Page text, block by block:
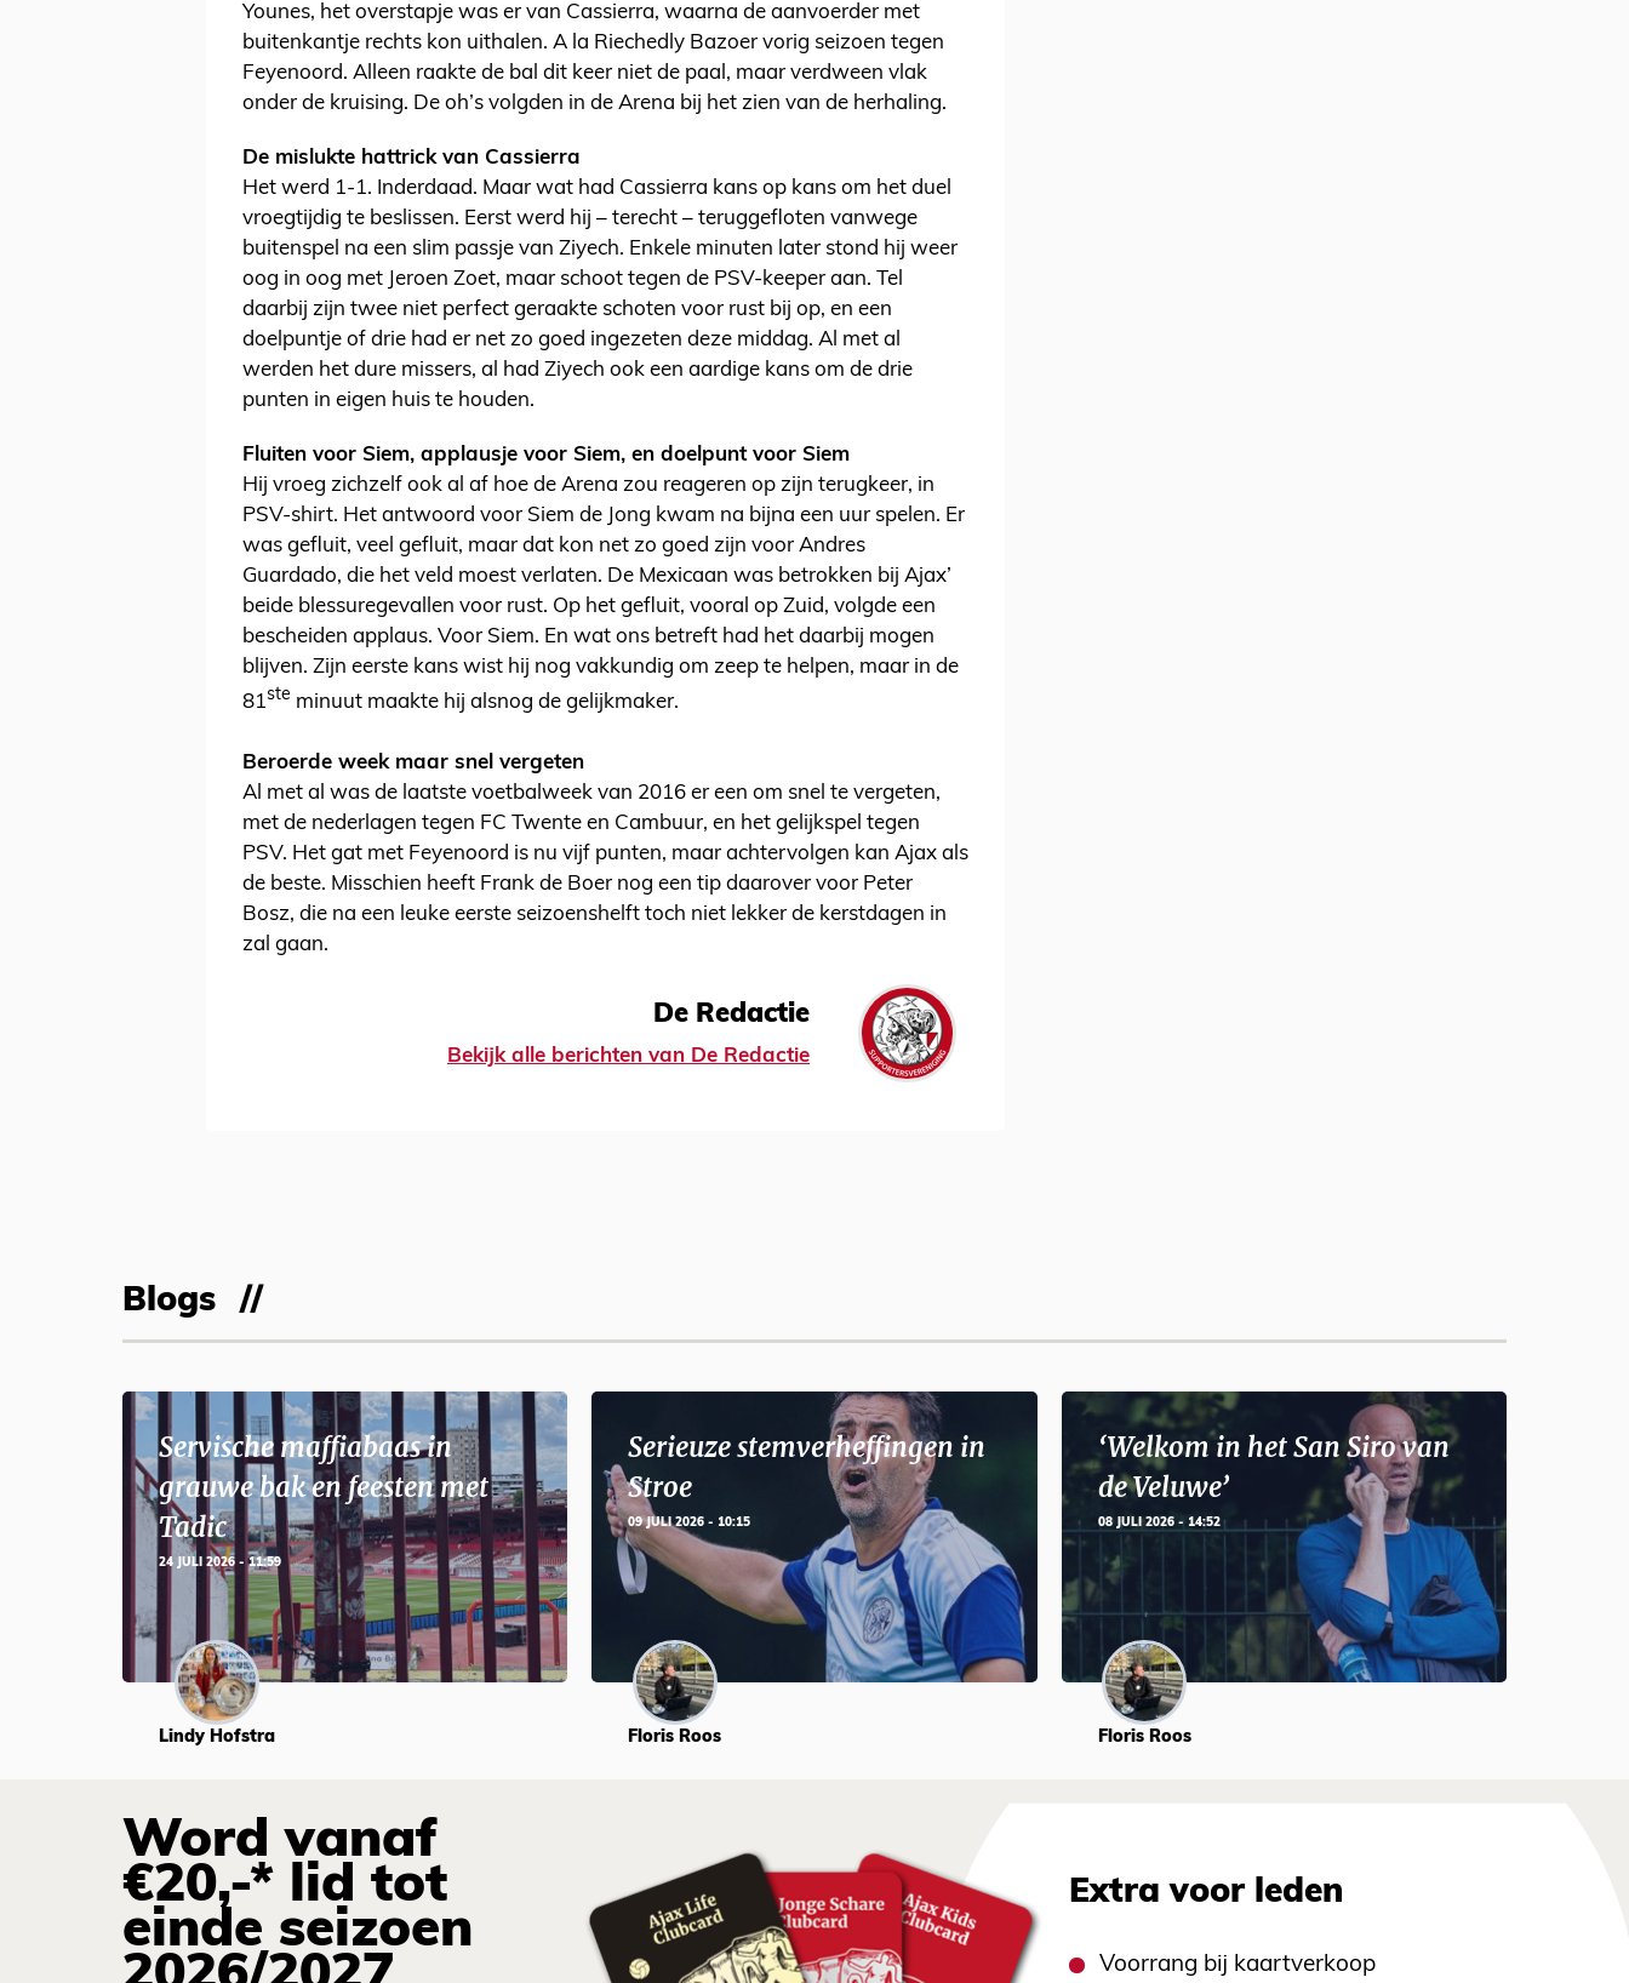
Younes, het overstapje was er van Cassierra, waarna de aanvoerder met
buitenkantje rechts kon uithalen. A la Riechedly Bazoer vorig seizoen tegen
Feyenoord. Alleen raakte de bal dit keer niet de paal, maar verdween vlak
onder de kruising. De oh’s volgden in de Arena bij het zien van de herhaling.
De mislukte hattrick van Cassierra
Het werd 1-1. Inderdaad. Maar wat had Cassierra kans op kans om het duel
vroegtijdig te beslissen. Eerst werd hij – terecht – teruggefloten vanwege
buitenspel na een slim passje van Ziyech. Enkele minuten later stond hij weer
oog in oog met Jeroen Zoet, maar schoot tegen de PSV-keeper aan. Tel
daarbij zijn twee niet perfect geraakte schoten voor rust bij op, en een
doelpuntje of drie had er net zo goed ingezeten deze middag. Al met al
werden het dure missers, al had Ziyech ook een aardige kans om de drie
punten in eigen huis te houden.
Fluiten voor Siem, applausje voor Siem, en doelpunt voor Siem
Hij vroeg zichzelf ook al af hoe de Arena zou reageren op zijn terugkeer, in
PSV-shirt. Het antwoord voor Siem de Jong kwam na bijna een uur spelen. Er
was gefluit, veel gefluit, maar dat kon net zo goed zijn voor Andres
Guardado, die het veld moest verlaten. De Mexicaan was betrokken bij Ajax’
beide blessuregevallen voor rust. Op het gefluit, vooral op Zuid, volgde een
bescheiden applaus. Voor Siem. En wat ons betreft had het daarbij mogen
blijven. Zijn eerste kans wist hij nog vakkundig om zeep te helpen, maar in de
81ste minuut maakte hij alsnog de gelijkmaker.
Beroerde week maar snel vergeten
Al met al was de laatste voetbalweek van 2016 er een om snel te vergeten,
met de nederlagen tegen FC Twente en Cambuur, en het gelijkspel tegen
PSV. Het gat met Feyenoord is nu vijf punten, maar achtervolgen kan Ajax als
de beste. Misschien heeft Frank de Boer nog een tip daarover voor Peter
Bosz, die na een leuke eerste seizoenshelft toch niet lekker de kerstdagen in
zal gaan.
De Redactie
Bekijk alle berichten van De Redactie
Blogs
Servische maffiabaas in
grauwe bak en feesten met
Tadic
24 JULI 2026 - 11:59
Lindy Hofstra
Serieuze stemverheffingen in
Stroe
09 JULI 2026 - 10:15
Floris Roos
‘Welkom in het San Siro van
de Veluwe’
08 JULI 2026 - 14:52
Floris Roos
Word vanaf
€20,-* lid tot
einde seizoen
Extra voor leden
Voorrang bij kaartverkoop